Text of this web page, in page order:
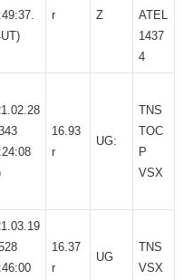
r
Z
ATEL
1437
4
16.93
r
UG:
TNS
TOC
P
VSX
16.37
r
UG
TNS
VSX